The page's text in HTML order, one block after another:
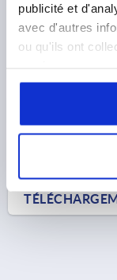
publicité et
avec d'autres
ou qu'ils ont
4) Bouton-
5) Bouton-
6) Connecteur,
448,97 €
hors frais d’envoi
DÉTAILS DU